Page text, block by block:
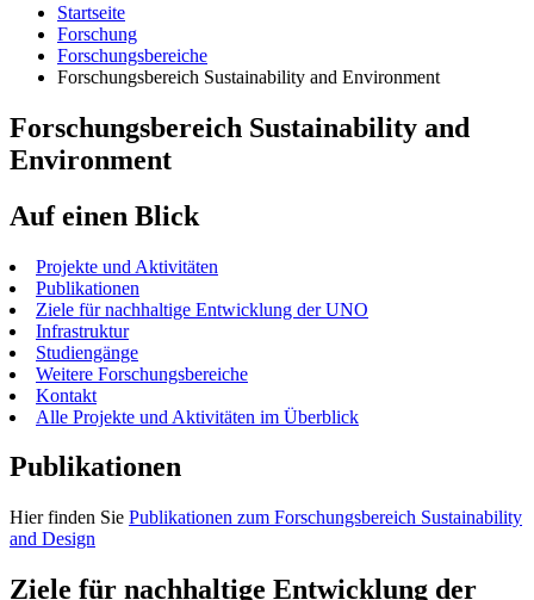
Startseite
Forschung
Forschungsbereiche
Forschungsbereich Sustainability and Environment
Forschungsbereich Sustainability and
Environment
Auf einen Blick
Projekte und Aktivitäten
Publikationen
Ziele für nachhaltige Entwicklung der UNO
Infrastruktur
Studiengänge
Weitere Forschungsbereiche
Kontakt
Alle Projekte und Aktivitäten im Überblick
Publikationen
Hier finden Sie Publikationen zum Forschungsbereich Sustainability
and Design
Ziele für nachhaltige Entwicklung der